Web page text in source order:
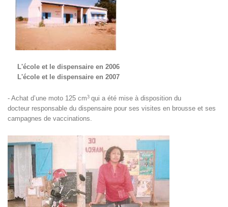
L'école et le dispensaire en 2006
L'école et le dispensaire en 2007
- Achat d’une moto 125 cm3 qui a été mise à disposition du
docteur responsable du dispensaire pour ses visites en brousse et ses
campagnes de vaccinations.